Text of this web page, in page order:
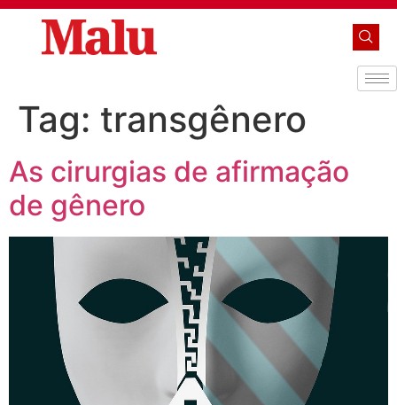
Tag: transgênero
As cirurgias de afirmação
de gênero